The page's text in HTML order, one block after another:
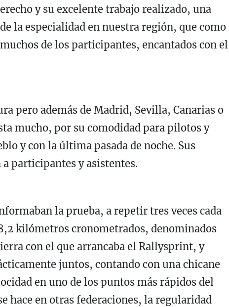
y su excelente trabajo realizado, una
la especialidad en nuestra región, que como
de los participantes, encantados con el
pero además de Madrid, Sevilla, Canarias o
mucho, por su comodidad para pilotos y
y con la última pasada de noche. Sus
participantes y asistentes.
la prueba, a repetir tres veces cada
kilómetros cronometrados, denominados
con el que arrancaba el Rallysprint, y
juntos, contando con una chicane
en uno de los puntos más rápidos del
hace en otras federaciones, la regularidad